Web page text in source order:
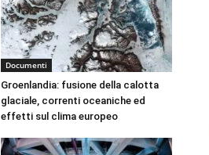
Documenti
Groenlandia: fusione della calotta
glaciale, correnti oceaniche ed
effetti sul clima europeo